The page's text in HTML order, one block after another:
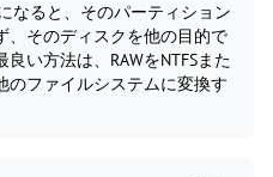
なると、そのパーティション
、そのディスクを他の目的で
い方法は、RAWをNTFSまた
のファイルシステムに変換す